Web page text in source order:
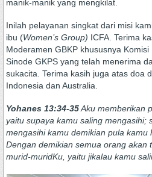
manik-manik yang mengkilat.
Inilah pelayanan singkat dari misi
ibu (Women’s Group) ICFA. Terima
Moderamen GBKP khususnya
Sinode GKPS yang telah menerima
sukacita. Terima kasih juga atas doa
Indonesia dan Australia.
Yohanes 13:34-35Aku memberikan
yaitu supaya kamu saling mengasihi;
mengasihi kamu demikian pula kamu
Dengan demikian semua orang akan
murid-muridKu, yaitu jikalau kamu